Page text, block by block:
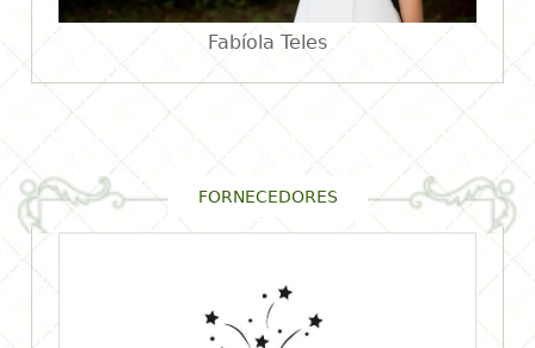
Fabíola Teles
FORNECEDORES